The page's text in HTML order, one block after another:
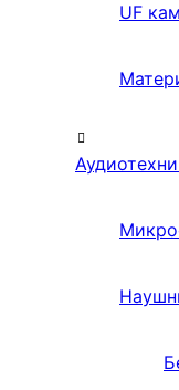
UF